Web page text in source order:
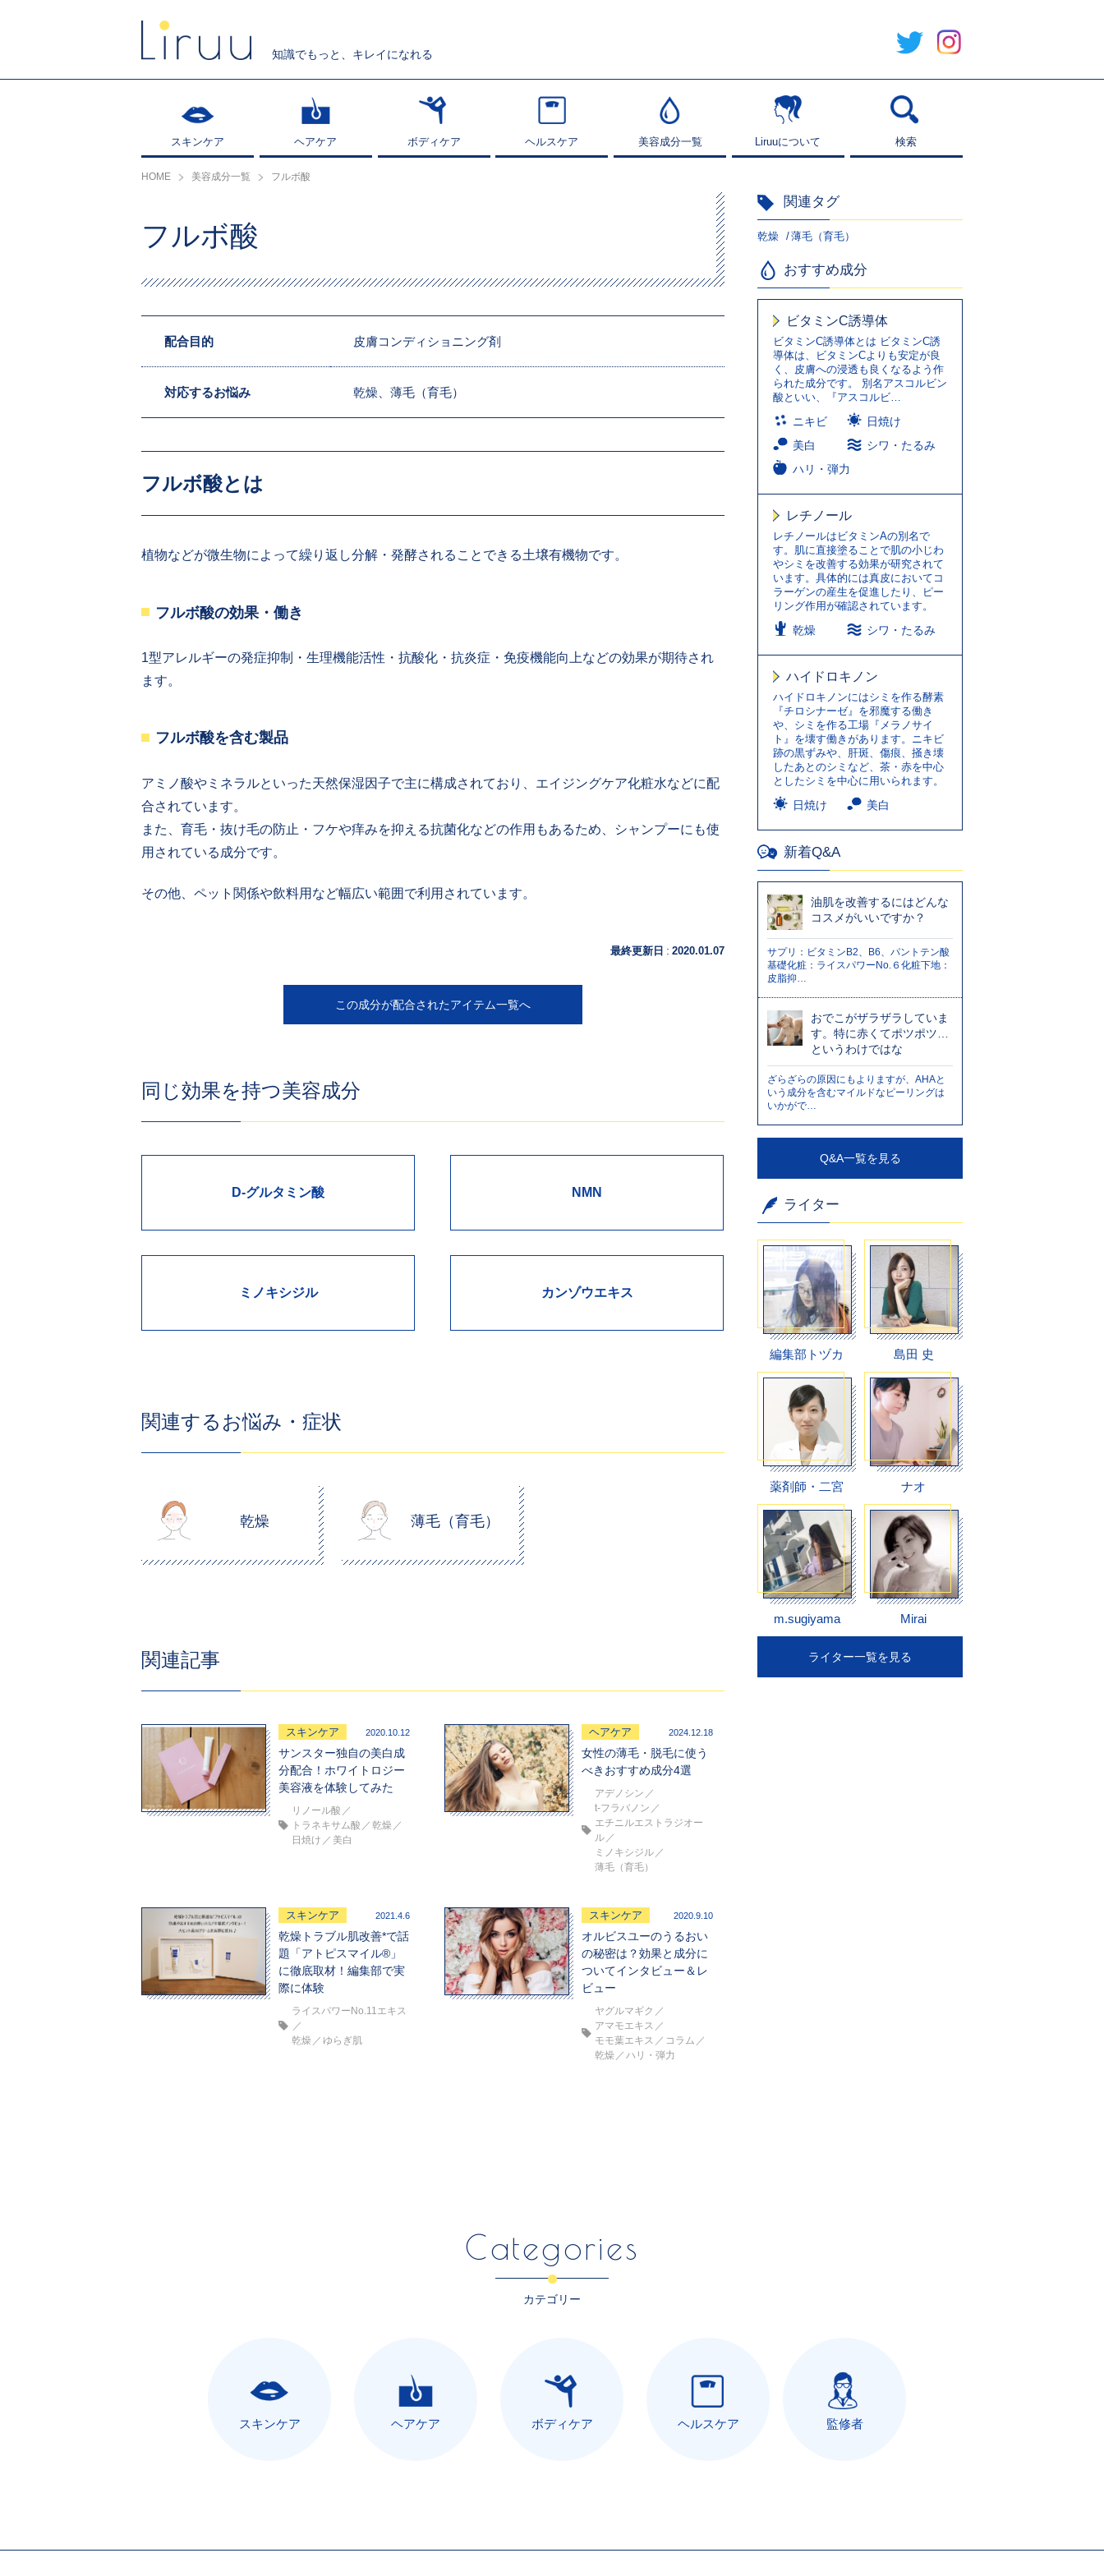
知識でもっと、キレイになれる
スキンケア
スキンケア ヘアケア
ヘアケア ボディケア
ボディケア ヘルスケア
ヘルスケア 美容成分一覧
美容成分一覧 Liruuについて
Liruuについて 検索
検索
HOME 美容成分一覧 フルボ酸
フルボ酸
配合目的 皮膚コンディショニング剤
対応するお悩み 乾燥、薄毛（育毛）
フルボ酸とは
植物などが微生物によって繰り返し分解・発酵されることできる土壌有機物です。
フルボ酸の効果・働き
1型アレルギーの発症抑制・生理機能活性・抗酸化・抗炎症・免疫機能向上などの効果が期待され
ます。
フルボ酸を含む製品
アミノ酸やミネラルといった天然保湿因子で主に構成されており、エイジングケア化粧水などに配
合されています。
また、育毛・抜け毛の防止・フケや痒みを抑える抗菌化などの作用もあるため、シャンプーにも使
用されている成分です。
その他、ペット関係や飲料用など幅広い範囲で利用されています。
最終更新日 : 2020.01.07
この成分が配合されたアイテム一覧へ
同じ効果を持つ美容成分
D-グルタミン酸 NMN
ミノキシジル カンゾウエキス
関連するお悩み・症状
乾燥 薄毛（育毛）
関連記事
スキンケア 2020.10.12
サンスター独自の美白成
分配合！ホワイトロジー
美容液を体験してみた
リノール酸
トラネキサム酸
乾燥
日焼け
美白
ヘアケア 2024.12.18
女性の薄毛・脱毛に使う
べきおすすめ成分4選
アデノシン
t-フラバノン
エチニルエストラジオー
ル
ミノキシジル
薄毛（育毛）
スキンケア 2021.4.6
乾燥トラブル肌改善*で話
題「アトピスマイル®」
に徹底取材！編集部で実
際に体験
ライスパワーNo.11エキス
乾燥 ゆらぎ肌
スキンケア 2020.9.10
オルビスユーのうるおい
の秘密は？効果と成分に
ついてインタビュー＆レ
ビュー
ヤグルマギク
アマモエキス
モモ葉エキス
コラム
乾燥
ハリ・弾力
関連タグ
乾燥 薄毛（育毛）
おすすめ成分
ビタミンC誘導体
ビタミンC誘導体とは ビタミンC誘
導体は、ビタミンCよりも安定が良
く、皮膚への浸透も良くなるよう作
られた成分です。 別名アスコルビン
酸といい、『アスコルビ…
ニキビ
日焼け
美白
シワ・たるみ
ハリ・弾力
レチノール
レチノールはビタミンAの別名で
す。肌に直接塗ることで肌の小じわ
やシミを改善する効果が研究されて
います。具体的には真皮においてコ
ラーゲンの産生を促進したり、ピー
リング作用が確認されています。
乾燥 シワ・たるみ
ハイドロキノン
ハイドロキノンにはシミを作る酵素
『チロシナーゼ』を邪魔する働き
や、シミを作る工場『メラノサイ
ト』を壊す働きがあります。ニキビ
跡の黒ずみや、肝斑、傷痕、掻き壊
したあとのシミなど、茶・赤を中心
としたシミを中心に用いられます。
日焼け 美白
新着Q&A
油肌を改善するにはどんな
コスメがいいですか？
サプリ：ビタミンB2、B6、パントテン酸
基礎化粧：ライスパワーNo.６化粧下地：
皮脂抑…
おでこがザラザラしていま
す。特に赤くてポツポツ…
というわけではな
ざらざらの原因にもよりますが、AHAと
いう成分を含むマイルドなピーリングは
いかがで…
Q&A一覧を見る
ライター
編集部トヅカ 島田 史
薬剤師・二宮 ナオ
m.sugiyama Mirai
ライター一覧を見る
Categories
カテゴリー
スキンケア ヘアケア ボディケア ヘルスケア 監修者